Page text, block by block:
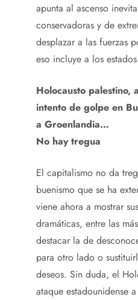
apunta al ascenso
conservadoras y de
desplazar a las fuerzas
eso incluye a los
Holocausto palestino,
intento de golpe en
a Groenlandia…
No hay tregua
El capitalismo no da
buenismo que se ha
viene ahora a mostrar
dramáticas, entre las
destacar la de
para otro lado o
deseos. Sin duda, el
ataque estadounidense